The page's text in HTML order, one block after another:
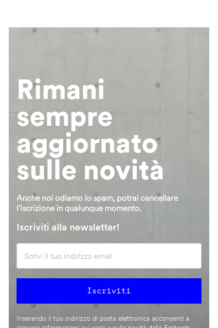
Rimani
sempre
aggiornato
sulle novità
Anche noi odiamo lo spam, potrai cancellare
l’iscrizione in qualunque momento.
Iscriviti alla newsletter!
Inserendo il tuo indirizzo di posta elettronica acconsenti a